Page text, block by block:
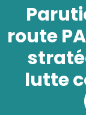
route
lutte